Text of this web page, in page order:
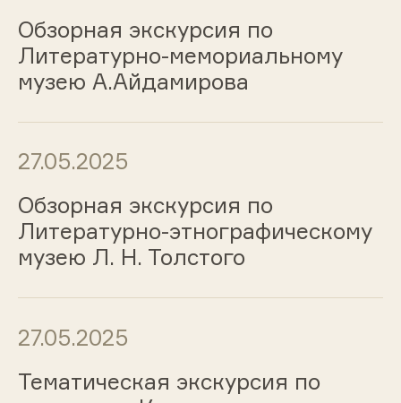
Обзорная экскурсия по
Литературно-мемориальному
музею А.Айдамирова
27.05.2025
Обзорная экскурсия по
Литературно-этнографическому
музею Л. Н. Толстого
27.05.2025
Тематическая экскурсия по